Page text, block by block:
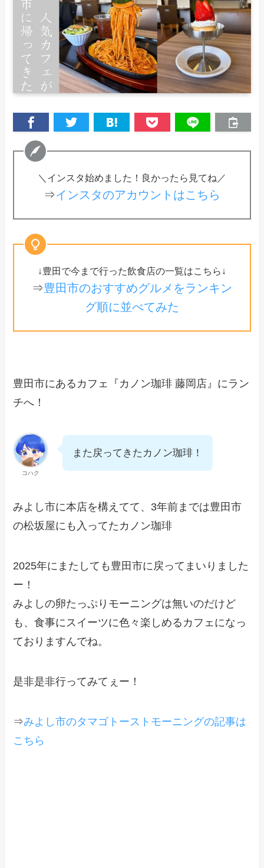
＼インスタ始めました！良かったら見てね／
⇒インスタのアカウントはこちら
↓豊田で今まで行った飲食店の一覧はこちら↓
⇒豊田市のおすすめグルメをランキン
グ順に並べてみた
豊田市にあるカフェ『カノン珈琲 藤岡店』にラン
チへ！
コハク
また戻ってきたカノン珈琲！
みよし市に本店を構えてて、3年前までは豊田市
の松坂屋にも入ってたカノン珈琲
2025年にまたしても豊田市に戻ってまいりました
ー！
みよしの卵たっぷりモーニングは無いのだけど
も、食事にスイーツに色々楽しめるカフェになっ
ておりますんでね。
是非是非行ってみてぇー！
⇒みよし市のタマゴトーストモーニングの記事は
こちら